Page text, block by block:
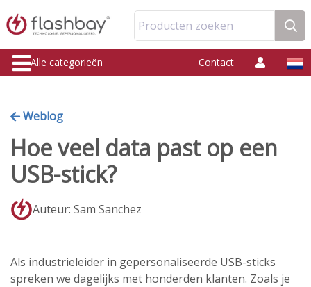
Producten zoeken
Alle categorieën Contact
Weblog
Hoe veel data past op een
USB-stick?
Auteur: Sam Sanchez
Als industrieleider in gepersonaliseerde USB-sticks
spreken we dagelijks met honderden klanten. Zoals je